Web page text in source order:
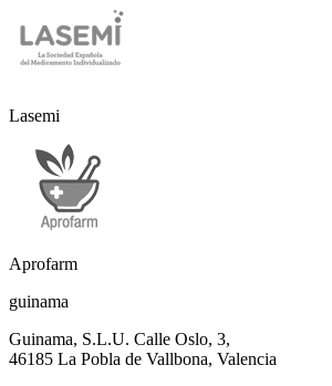
Lasemi
Aprofarm
guinama
Guinama, S.L.U. Calle Oslo, 3,
46185 La Pobla de Vallbona, Valencia